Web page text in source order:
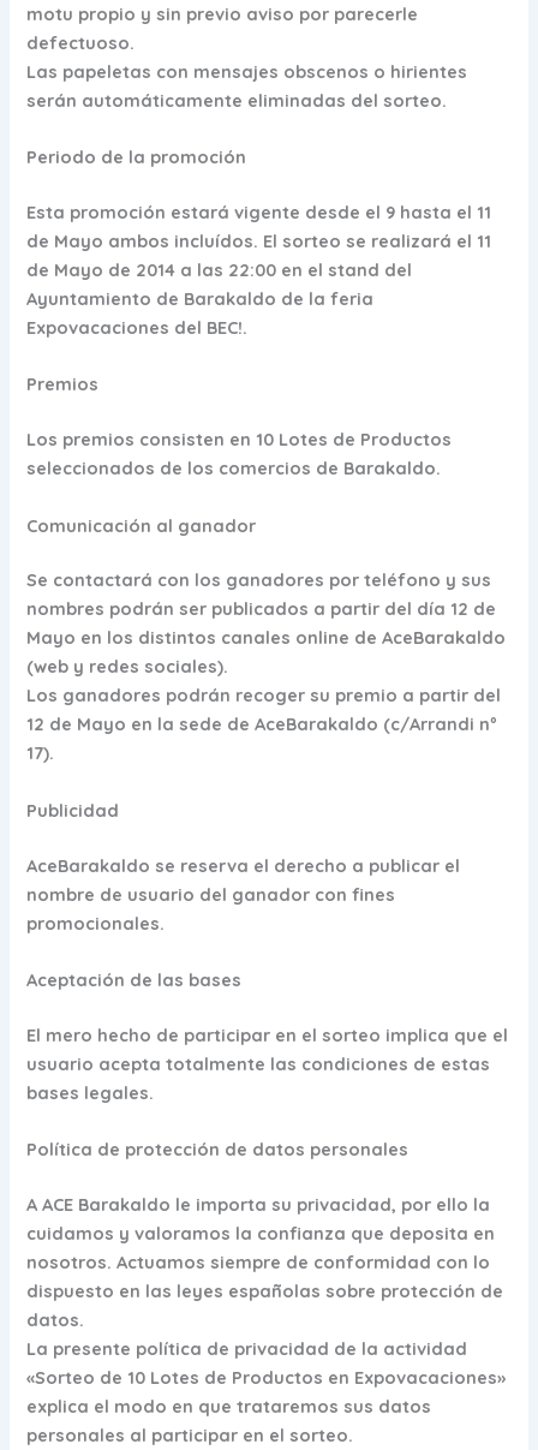
motu propio y sin previo aviso por parecerle
defectuoso.
Las papeletas con mensajes obscenos o hirientes
serán automáticamente eliminadas del sorteo.
Periodo de la promoción
Esta promoción estará vigente desde el 9 hasta el 11
de Mayo ambos incluídos. El sorteo se realizará el 11
de Mayo de 2014 a las 22:00 en el stand del
Ayuntamiento de Barakaldo de la feria
Expovacaciones del BEC!.
Premios
Los premios consisten en 10 Lotes de Productos
seleccionados de los comercios de Barakaldo.
Comunicación al ganador
Se contactará con los ganadores por teléfono y sus
nombres podrán ser publicados a partir del día 12 de
Mayo en los distintos canales online de AceBarakaldo
(web y redes sociales).
Los ganadores podrán recoger su premio a partir del
12 de Mayo en la sede de AceBarakaldo (c/Arrandi nº
17).
Publicidad
AceBarakaldo se reserva el derecho a publicar el
nombre de usuario del ganador con fines
promocionales.
Aceptación de las bases
El mero hecho de participar en el sorteo implica que el
usuario acepta totalmente las condiciones de estas
bases legales.
Política de protección de datos personales
A ACE Barakaldo le importa su privacidad, por ello la
cuidamos y valoramos la confianza que deposita en
nosotros. Actuamos siempre de conformidad con lo
dispuesto en las leyes españolas sobre protección de
datos.
La presente política de privacidad de la actividad
«Sorteo de 10 Lotes de Productos en Expovacaciones»
explica el modo en que trataremos sus datos
personales al participar en el sorteo.